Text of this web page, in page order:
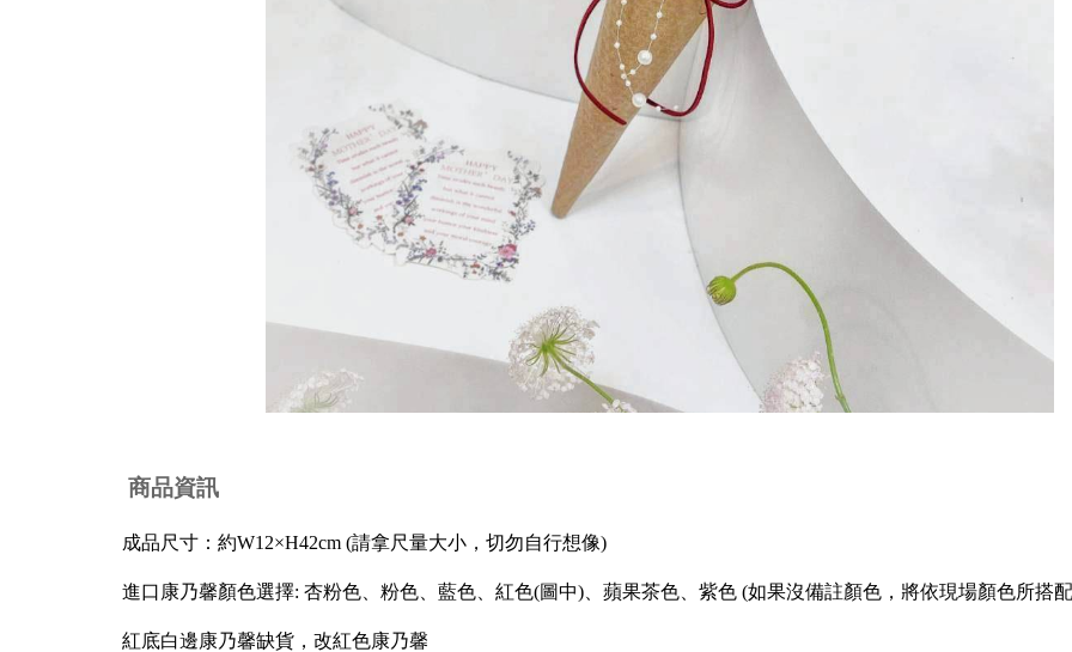
商品資訊
成品尺寸：約W12×H42cm (請拿尺量大小，切勿自行想像)
進口康乃馨顏色選擇: 杏粉色、粉色、藍色、紅色(圖中)、蘋果茶色、紫色 (如果沒備註顏色，將依現場顏色所搭
紅底白邊康乃馨缺貨，改紅色康乃馨